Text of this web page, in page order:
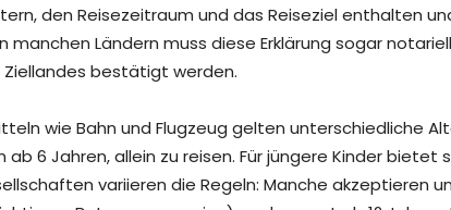
den Reisezeitraum und das Reiseziel enthalten
manchen Ländern muss diese Erklärung sogar
bestätigt werden.
wie Bahn und Flugzeug gelten unterschiedliche
ab 6 Jahren, allein zu reisen. Für jüngere Kinder bietet
variieren die Regeln: Manche akzeptieren